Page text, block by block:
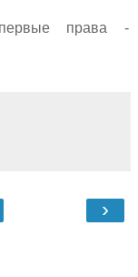
права -
›